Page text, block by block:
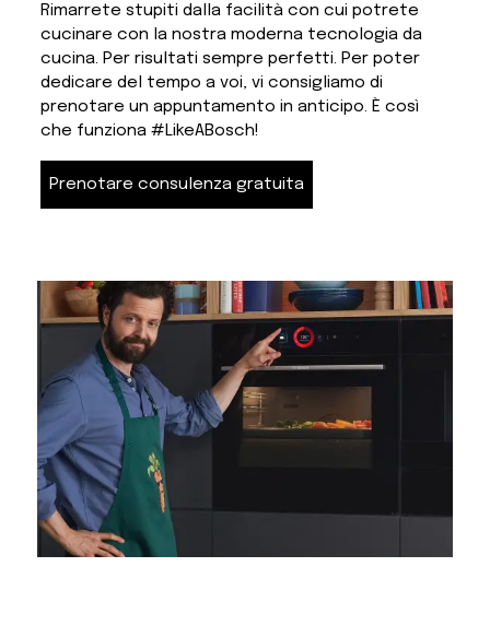
Rimarrete stupiti dalla facilità con cui potrete
cucinare con la nostra moderna tecnologia da
cucina. Per risultati sempre perfetti. Per poter
dedicare del tempo a voi, vi consigliamo di
prenotare un appuntamento in anticipo. È così
che funziona #LikeABosch!
Prenotare consulenza gratuita